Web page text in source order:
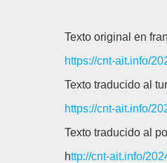
Texto original en
https://cnt-ait.info/
Texto traducido al
https://cnt-ait.info/
Texto traducido al
http://cnt-ait.info/